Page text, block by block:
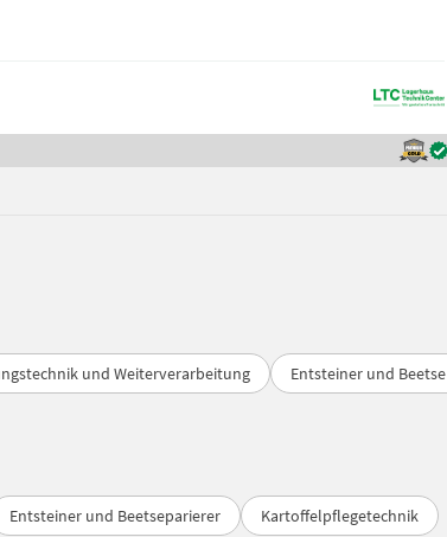
und Weiterverarbeitung
Entsteiner und
Entsteiner und Beetseparierer Kartoffelpflegetechnik